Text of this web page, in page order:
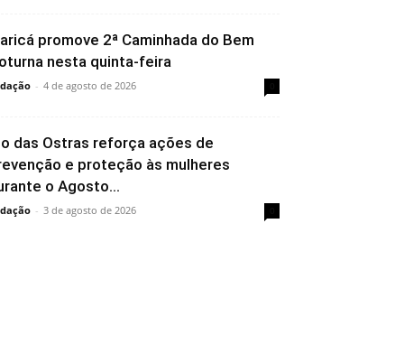
promove 2ª Caminhada do Bem
nesta quinta-feira
- 4 de agosto de 2026
das Ostras reforça ações de
e proteção às mulheres
o Agosto...
- 3 de agosto de 2026